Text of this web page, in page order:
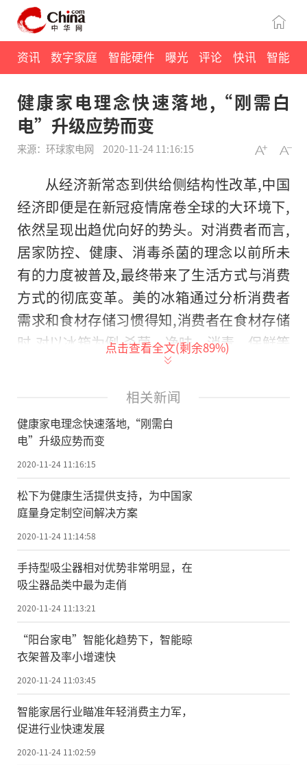
资讯 数字家庭 智能硬件 曝光 评论 快讯 智能
健康家电理念快速落地,“刚需白
电”升级应势而变
来源：环球家电网 2020-11-24 11:16:15
从经济新常态到供给侧结构性改革,中国
经济即便是在新冠疫情席卷全球的大环境下,
依然呈现出趋优向好的势头。对消费者而言,
居家防控、健康、消毒杀菌的理念以前所未
有的力度被普及,最终带来了生活方式与消费
方式的彻底变革。美的冰箱通过分析消费者
需求和食材存储习惯得知,消费者在食材存储
时,对以冰箱为例,杀菌、净味、消毒、保鲜等
方面有硬性需求等诉求陡然提升,于是大力发
展智能保鲜冰箱保鲜技术,将智能保鲜引入用
户家中,使得智能保鲜冰箱实现已经从概念、
亮点转变为刚需。
同属“白电”范畴的冰洗两大品类,占据
了消费者衣食住行中的前两位,与居家生活紧
密不可分割。美的冰箱作为家电行业领军企
业,当仁不让的加入到了这场智能变革当中,11
月23日,在有着“中国硅谷”之称的杭州,开
展“美的系冰洗多品牌场景发布暨2020年新
示万千可能。
01.健康家电理念快速落地,“刚需白
电”升级应势而变
自从疫情爆发以来,千千万万的人们从社
会身份中抽离出来,回归到家庭、子女、亲属
的身份。与之一起回归的,还有居家生活、健
点击查看全文(剩余89%)
相关新闻
健康家电理念快速落地,“刚需白
电”升级应势而变
2020-11-24 11:16:15
松下为健康生活提供支持，为中国家
庭量身定制空间解决方案
2020-11-24 11:14:58
手持型吸尘器相对优势非常明显，在
吸尘器品类中最为走俏
2020-11-24 11:13:21
“阳台家电”智能化趋势下，智能晾
衣架普及率小增速快
2020-11-24 11:03:45
智能家居行业瞄准年轻消费主力军，
促进行业快速发展
2020-11-24 11:02:59